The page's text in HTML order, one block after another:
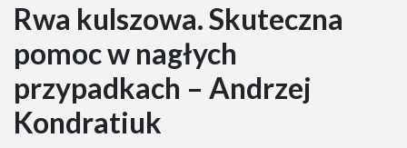
Rwa kulszowa. Skuteczna
pomoc w nagłych
przypadkach – Andrzej
Kondratiuk